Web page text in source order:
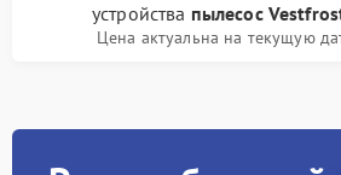
устройства пылесос
Цена актуальна на текущую